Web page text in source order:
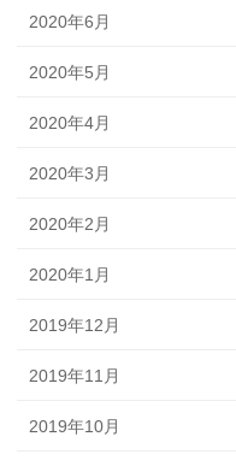
2020年6月
2020年5月
2020年4月
2020年3月
2020年2月
2020年1月
2019年12月
2019年11月
2019年10月